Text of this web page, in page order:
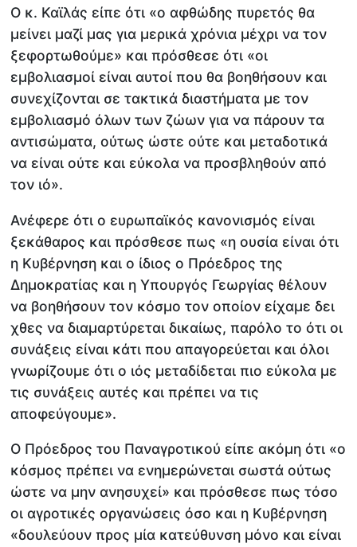
Ο κ. Καϊλάς είπε ότι «ο αφθώδης πυρετός θα
μείνει μαζί μας για μερικά χρόνια μέχρι να τον
ξεφορτωθούμε» και πρόσθεσε ότι «οι
εμβολιασμοί είναι αυτοί που θα βοηθήσουν και
συνεχίζονται σε τακτικά διαστήματα με τον
εμβολιασμό όλων των ζώων για να πάρουν τα
αντισώματα, ούτως ώστε ούτε και μεταδοτικά
να είναι ούτε και εύκολα να προσβληθούν από
τον ιό».
Ανέφερε ότι ο ευρωπαϊκός κανονισμός είναι
ξεκάθαρος και πρόσθεσε πως «η ουσία είναι ότι
η Κυβέρνηση και ο ίδιος ο Πρόεδρος της
Δημοκρατίας και η Υπουργός Γεωργίας θέλουν
να βοηθήσουν τον κόσμο τον οποίον είχαμε δει
χθες να διαμαρτύρεται δικαίως, παρόλο το ότι οι
συνάξεις είναι κάτι που απαγορεύεται και όλοι
γνωρίζουμε ότι ο ιός μεταδίδεται πιο εύκολα με
τις συνάξεις αυτές και πρέπει να τις
αποφεύγουμε».
Ο Πρόεδρος του Παναγροτικού είπε ακόμη ότι «ο
κόσμος πρέπει να ενημερώνεται σωστά ούτως
ώστε να μην ανησυχεί» και πρόσθεσε πως τόσο
οι αγροτικές οργανώσεις όσο και η Κυβέρνηση
«δουλεύουν προς μία κατεύθυνση μόνο και είναι